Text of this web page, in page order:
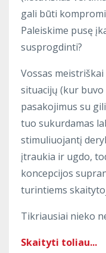
gali būti
Paleiskime pusę
susprogdinti?
Vossas
situacijų (kur buvo
pasakojimus su
tuo sukurdamas
stimuliuojantį
įtraukia ir ugdo,
koncepcijos
turintiems
Tikriausiai nieko
Skaityti toliau...